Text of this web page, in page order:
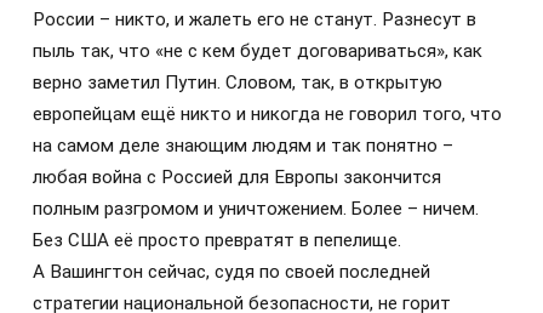
России – никто, и жалеть его не станут. Разнесут в
пыль так, что «не с кем будет договариваться», как
верно заметил Путин. Словом, так, в открытую
европейцам ещё никто и никогда не говорил того, что
на самом деле знающим людям и так понятно –
любая война с Россией для Европы закончится
полным разгромом и уничтожением. Более – ничем.
Без США её просто превратят в пепелище.
А Вашингтон сейчас, судя по своей последней
стратегии национальной безопасности, не горит